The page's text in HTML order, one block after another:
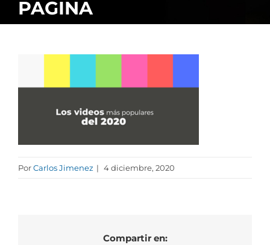
PAGINA
PorCarlos Jimenez | 4 diciembre, 2020
Compartir en: